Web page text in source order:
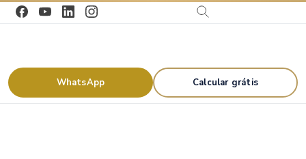
WhatsApp Calcular grátis